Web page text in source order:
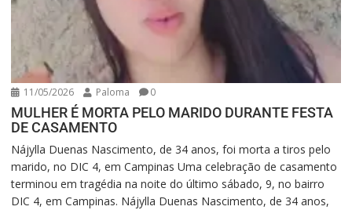
11/05/2026 Paloma 0
MULHER É MORTA PELO MARIDO DURANTE FESTA
DE CASAMENTO
Nájylla Duenas Nascimento, de 34 anos, foi morta a tiros pelo
marido, no DIC 4, em Campinas Uma celebração de casamento
terminou em tragédia na noite do último sábado, 9, no bairro
DIC 4, em Campinas. Nájylla Duenas Nascimento, de 34 anos,